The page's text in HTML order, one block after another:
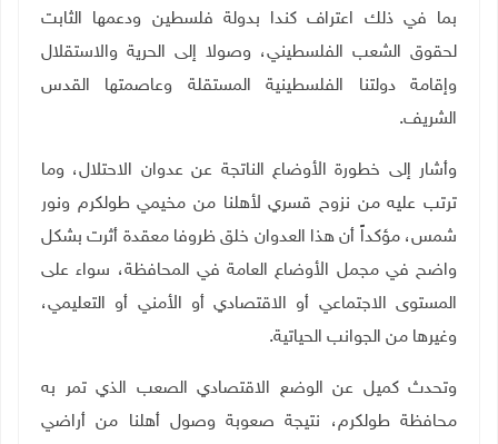
بما في ذلك اعتراف كندا بدولة فلسطين ودعمها الثابت
لحقوق الشعب الفلسطيني، وصولا إلى الحرية والاستقلال
وإقامة دولتنا الفلسطينية المستقلة وعاصمتها القدس
الشريف.
وأشار إلى خطورة الأوضاع الناتجة عن عدوان الاحتلال، وما
ترتب عليه من نزوح قسري لأهلنا من مخيمي طولكرم ونور
شمس، مؤكداً أن هذا العدوان خلق ظروفا معقدة أثرت بشكل
واضح في مجمل الأوضاع العامة في المحافظة، سواء على
المستوى الاجتماعي أو الاقتصادي أو الأمني أو التعليمي،
وغيرها من الجوانب الحياتية.
وتحدث كميل عن الوضع الاقتصادي الصعب الذي تمر به
محافظة طولكرم، نتيجة صعوبة وصول أهلنا من أراضي